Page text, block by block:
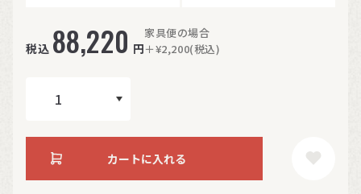
税込 88,220 円
家具便の場合
＋¥2,200(税込)
カートに入れる